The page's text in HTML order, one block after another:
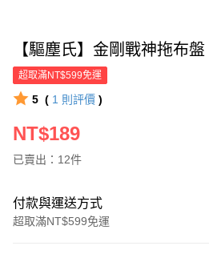
【驅塵氏】金剛戰神拖布盤
超取滿NT$599免運
5 ( 1 則評價 )
NT$189
已賣出：12件
付款與運送方式
超取滿NT$599免運